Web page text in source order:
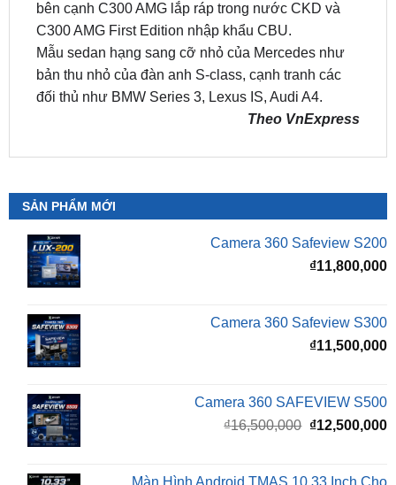
Mẫu sedan hạng sang cỡ nhỏ của Mercedes như
bản thu nhỏ của đàn anh S-class, cạnh tranh các
đối thủ như BMW Series 3, Lexus IS, Audi A4.
Theo VnExpress
SẢN PHẨM MỚI
Camera 360 Safeview S200
₫11,800,000
Camera 360 Safeview S300
Camera 360 SAFEVIEW S500
gốc
₫16,500,000.
Màn Hình Android TMAS 10.33 Inch Cho
₫8,000,000